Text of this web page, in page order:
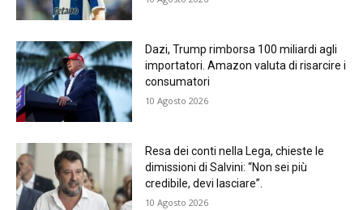
Dazi, Trump rimborsa 100 miliardi agli
importatori. Amazon valuta di risarcire i
consumatori
10 Agosto 2026
Resa dei conti nella Lega, chieste le
dimissioni di Salvini: “Non sei più
credibile, devi lasciare”.
10 Agosto 2026